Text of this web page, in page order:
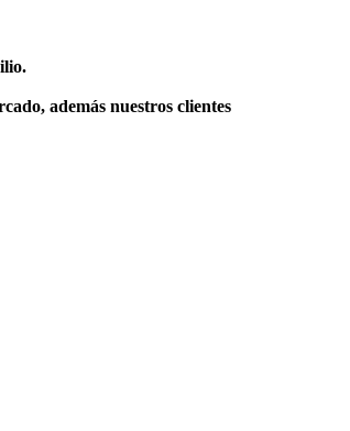
además nuestros clientes